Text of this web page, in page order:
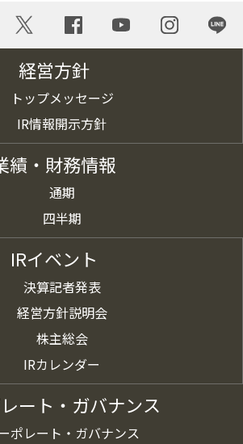
経営方針
トップメッセージ
IR情報開示方針
績・財務情報
通期
四半期
IRイベント
決算記者発表
経営方針説明会
株主総会
IRカレンダー
ート・ガバナンス
ポレート・ガバナンス